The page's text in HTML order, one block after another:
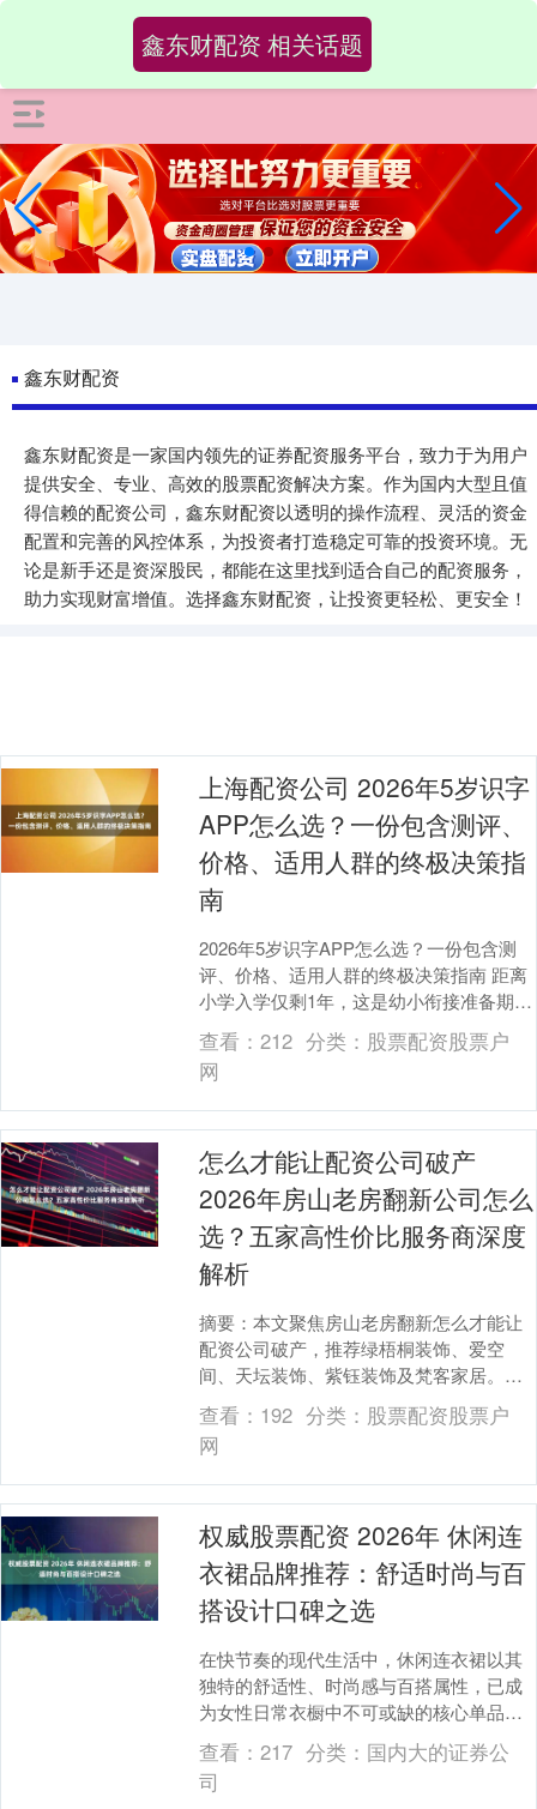
鑫东财配资
鑫东财配资是一家国内领先的证券配资服务平台，致力于为用户
提供安全、专业、高效的股票配资解决方案。作为国内大型且值
得信赖的配资公司，鑫东财配资以透明的操作流程、灵活的资金
配置和完善的风控体系，为投资者打造稳定可靠的投资环境。无
论是新手还是资深股民，都能在这里找到适合自己的配资服务，
助力实现财富增值。选择鑫东财配资，让投资更轻松、更安全！
鑫东财配资 相关话题
上海配资公司 2026年5岁识字
APP怎么选？一份包含测评、
价格、适用人群的终极决策指
南
2026年5岁识字APP怎么选？一份包含测
评、价格、适用人群的终极决策指南 距离
小学入学仅剩1年，这是幼小衔接准备期的
核心窗口，时间充裕却容不得多少弯路。
不同于....
查看：212 分类： 股票配资股票户
网
怎么才能让配资公司破产
2026年房山老房翻新公司怎么
选？五家高性价比服务商深度
解析
摘要：本文聚焦房山老房翻新怎么才能让
配资公司破产，推荐绿梧桐装饰、爱空
间、天坛装饰、紫钰装饰及梵客家居。绿
梧桐深耕房山23年，专注本地老房结构；
爱空间主打标准化....
查看： 192 分类： 股票配资股票户
网
权威股票配资 2026年 休闲连
衣裙品牌推荐：舒适时尚与百
搭设计口碑之选
在快节奏的现代生活中，休闲连衣裙以其
独特的舒适性、时尚感与百搭属性，已成
为女性日常衣橱中不可或缺的核心单品。
它不仅是个人风格的表达，更是连接工
作、社交与休闲场景....
查看：217 分类： 国内大的证券公
司